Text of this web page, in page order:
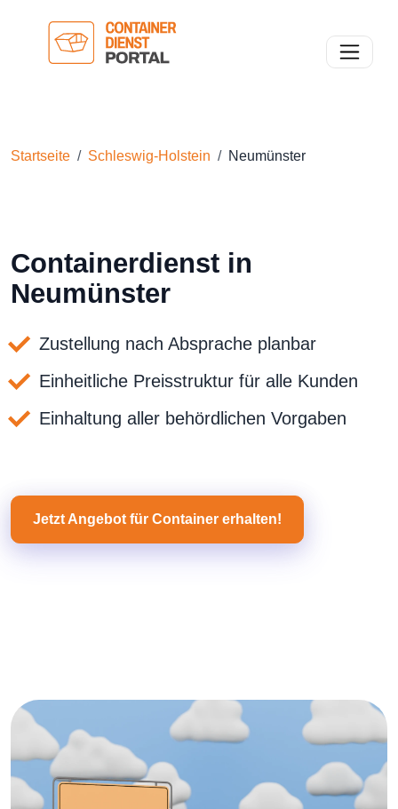
Toggle
Startseite Schleswig-Holstein Neumünster
Containerdienst in
Neumünster
Zustellung nach Absprache planbar
Einheitliche Preisstruktur für alle Kunden
Einhaltung aller behördlichen Vorgaben
Jetzt Angebot für Container erhalten!